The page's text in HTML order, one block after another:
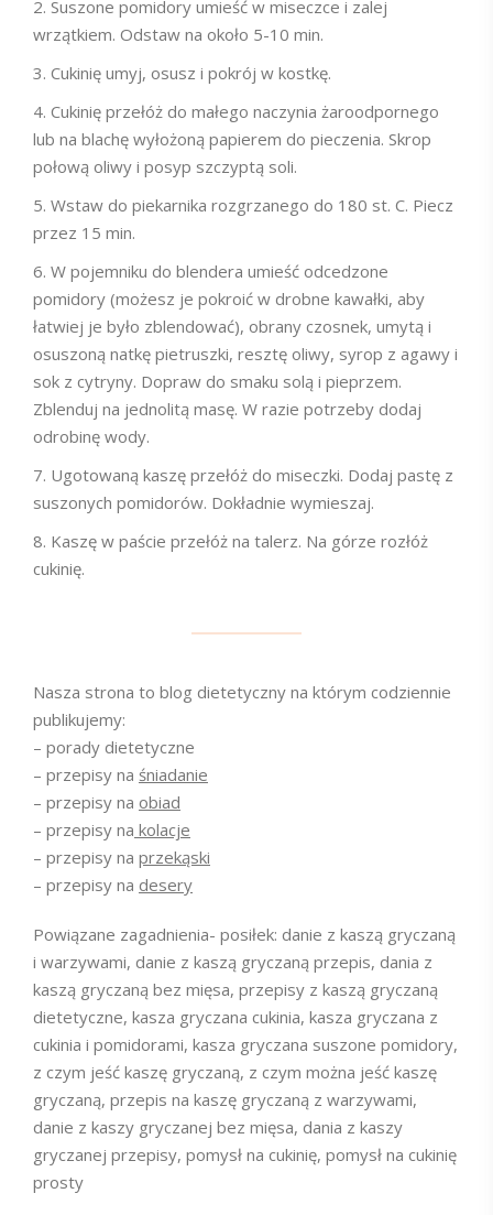
Suszone pomidory umieść w miseczce i zalej
wrzątkiem. Odstaw na około 5-10 min.
Cukinię umyj, osusz i pokrój w kostkę.
Cukinię przełóż do małego naczynia żaroodpornego
lub na blachę wyłożoną papierem do pieczenia. Skrop
połową oliwy i posyp szczyptą soli.
Wstaw do piekarnika rozgrzanego do 180 st. C. Piecz
przez 15 min.
W pojemniku do blendera umieść odcedzone
pomidory (możesz je pokroić w drobne kawałki, aby
łatwiej je było zblendować), obrany czosnek, umytą i
osuszoną natkę pietruszki, resztę oliwy, syrop z agawy i
sok z cytryny. Dopraw do smaku solą i pieprzem.
Zblenduj na jednolitą masę. W razie potrzeby dodaj
odrobinę wody.
Ugotowaną kaszę przełóż do miseczki. Dodaj pastę z
suszonych pomidorów. Dokładnie wymieszaj.
Kaszę w paście przełóż na talerz. Na górze rozłóż
cukinię.
Nasza strona to blog dietetyczny na którym codziennie
publikujemy:
– porady dietetyczne
– przepisy na śniadanie
– przepisy na obiad
– przepisy na kolacje
– przepisy na przekąski
– przepisy na desery
Powiązane zagadnienia- posiłek: danie z kaszą gryczaną
i warzywami, danie z kaszą gryczaną przepis, dania z
kaszą gryczaną bez mięsa, przepisy z kaszą gryczaną
dietetyczne, kasza gryczana cukinia, kasza gryczana z
cukinia i pomidorami, kasza gryczana suszone pomidory,
z czym jeść kaszę gryczaną, z czym można jeść kaszę
gryczaną, przepis na kaszę gryczaną z warzywami,
danie z kaszy gryczanej bez mięsa, dania z kaszy
gryczanej przepisy, pomysł na cukinię, pomysł na cukinię
prosty